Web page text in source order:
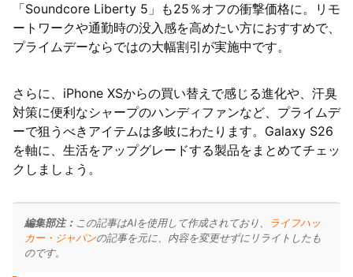
「Soundcore Liberty 5」も25％オフの衝撃価格に。リモ
ートワークや通勤時の没入感を高めたい方におすすめで、
プライムデーならではの大幅割引が実施中です。
さらに、iPhone XSからの買い替えで感じる進化や、汗臭
対策に便利なシャープのハンディファンなど、プライムデ
ーで狙うべきアイテムは多岐にわたります。Galaxy S26
を軸に、生活をアップグレードする製品をまとめてチェッ
クしましょう。
編集部注： この記事はAIを使用して作成されており、
ライフハッ
カー・ジャパンの記事を元に、内容を変更せずにリライトしたも
のです。